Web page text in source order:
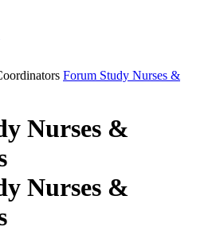
Forum Study Nurses &